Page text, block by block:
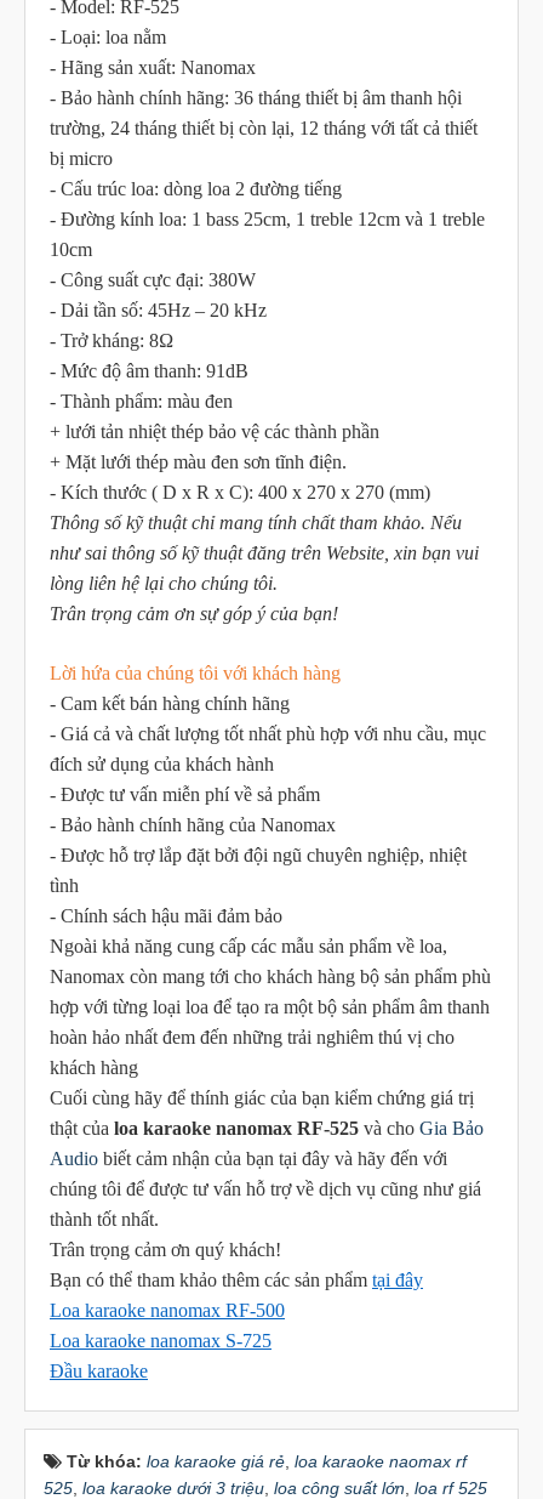
- Model: RF-525
- Loại: loa nằm
- Hãng sản xuất: Nanomax
- Bảo hành chính hãng: 36 tháng thiết bị âm thanh hội
trường, 24 tháng thiết bị còn lại, 12 tháng với tất cả thiết
bị micro
- Cấu trúc loa: dòng loa 2 đường tiếng
- Đường kính loa: 1 bass 25cm, 1 treble 12cm và 1 treble
10cm
- Công suất cực đại: 380W
- Dải tần số: 45Hz – 20 kHz
- Trở kháng: 8Ω
- Mức độ âm thanh: 91dB
- Thành phẩm: màu đen
+ lưới tản nhiệt thép bảo vệ các thành phần
+ Mặt lưới thép màu đen sơn tĩnh điện.
- Kích thước ( D x R x C): 400 x 270 x 270 (mm)
Thông số kỹ thuật chỉ mang tính chất tham khảo. Nếu
như sai thông số kỹ thuật đăng trên Website, xin bạn vui
lòng liên hệ lại cho chúng tôi.
Trân trọng cảm ơn sự góp ý của bạn!
Lời hứa của chúng tôi với khách hàng
- Cam kết bán hàng chính hãng
- Giá cả và chất lượng tốt nhất phù hợp với nhu cầu, mục
đích sử dụng của khách hành
- Được tư vấn miễn phí về sả phẩm
- Bảo hành chính hãng của Nanomax
- Được hỗ trợ lắp đặt bởi đội ngũ chuyên nghiệp, nhiệt
tình
- Chính sách hậu mãi đảm bảo
Ngoài khả năng cung cấp các mẫu sản phẩm về loa,
Nanomax còn mang tới cho khách hàng bộ sản phẩm phù
hợp với từng loại loa để tạo ra một bộ sản phẩm âm thanh
hoàn hảo nhất đem đến những trải nghiêm thú vị cho
khách hàng
Cuối cùng hãy để thính giác của bạn kiểm chứng giá trị
thật của loa karaoke nanomax RF-525 và cho Gia Bảo
Audio biết cảm nhận của bạn tại đây và hãy đến với
chúng tôi để được tư vấn hỗ trợ về dịch vụ cũng như giá
thành tốt nhất.
Trân trọng cảm ơn quý khách!
Bạn có thể tham khảo thêm các sản phẩm tại đây
Loa karaoke nanomax RF-500
Loa karaoke nanomax S-725
Đầu karaoke
Từ khóa: loa karaoke giá rẻ loa karaoke naomax rf
525 loa karaoke dưới 3 triệu loa công suất lớn loa rf 525